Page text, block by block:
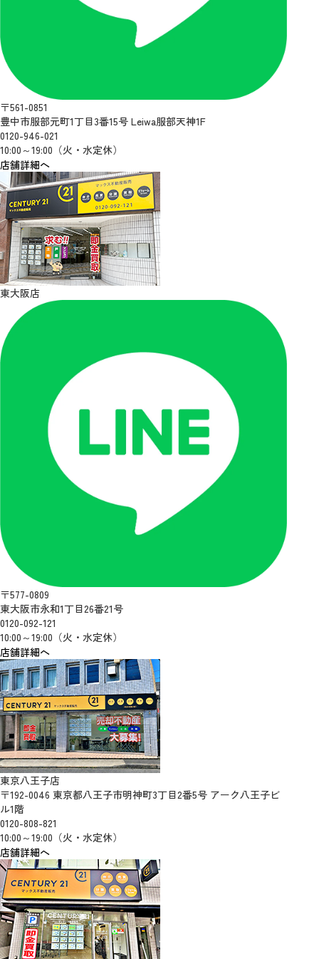
〒561-0851
豊中市服部元町1丁目3番15号 Leiwa服部天神1F
0120-946-021
10:00～19:00（火・水定休）
店舗詳細へ
東大阪店
〒577-0809
東大阪市永和1丁目26番21号
0120-092-121
10:00～19:00（火・水定休）
店舗詳細へ
東京八王子店
〒192-0046 東京都八王子市明神町3丁目2番5号 アーク八王子ビ
ル1階
0120-808-821
10:00～19:00（火・水定休）
店舗詳細へ